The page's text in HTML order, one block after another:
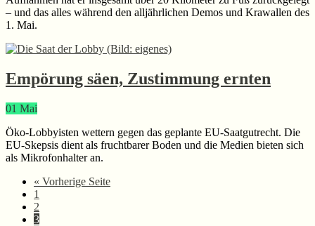
– und das alles während den alljährlichen Demos und Krawallen des
1. Mai.
Empörung säen, Zustimmung ernten
01 Mai
Öko-Lobbyisten wettern gegen das geplante EU-Saatgutrecht. Die
EU-Skepsis dient als fruchtbarer Boden und die Medien bieten sich
als Mikrofonhalter an.
« Vorherige Seiteaufrufen
Seite
1
Seite
2
Seite
3